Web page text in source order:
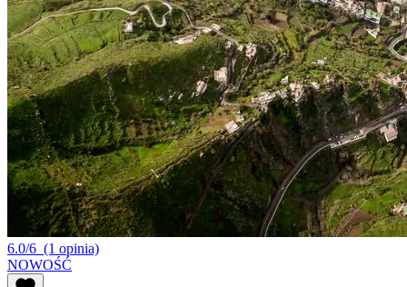
6.0/6 (1 opinia)
NOWOŚĆ